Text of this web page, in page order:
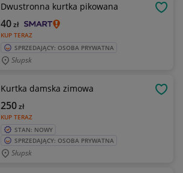
Dwustronna kurtka pikowana
KUP TERAZ
40zł
SPRZEDAJĄCY: OSOBA PRYWATNA
Słupsk
Kurtka damska zimowa
KUP TERAZ
250zł
STAN: NOWY
SPRZEDAJĄCY: OSOBA PRYWATNA
Słupsk